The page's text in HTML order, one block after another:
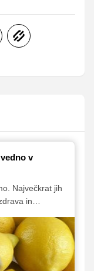
v
Največkrat jih
in
vam
presenetiti!